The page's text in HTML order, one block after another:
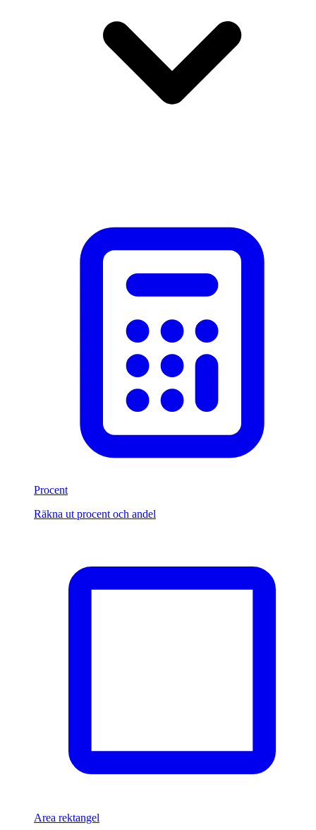
Procent
Räkna ut procent och andel
Area rektangel